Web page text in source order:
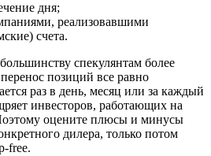
дня;
реализовавшими
счета.
спекулянтам более
позиций все равно
раз в день, месяц или за каждый
инвесторов, работающих на
оцените плюсы и минусы
дилера, только потом
free.